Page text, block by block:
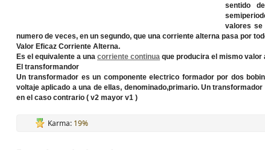
sentido
valores se
numero de veces, en un segundo, que una corriente alterna pasa por
Valor Eficaz Corriente Alterna.
Es el equivalente a una corriente continua que producira el mismo
El transformandor
Un transformador es un componente electrico formador por dos
voltaje aplicado a una de ellas, denominado,primario. Un
en el caso contrario ( v2 mayor v1 )
Karma: 19%